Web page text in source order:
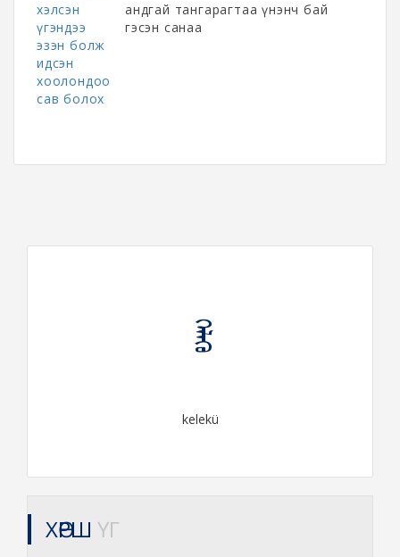
хэлсэн
үгэндээ
эзэн болж
идсэн
хоолондоо
сав болох
андгай тангарагтаа үнэнч бай
гэсэн санаа
ᠬᠡᠯᠡᠬᠦ
kelekü
ХӨРШ ҮГ